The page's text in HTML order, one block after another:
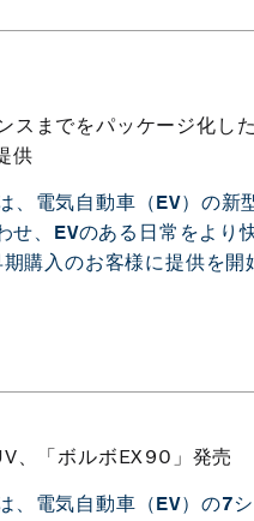
スまでをパッケージ化
供
、電気自動車（EV）の
せ、EVのある日常をより
入のお客様に提供を開
、「ボルボEX90」発売
、電気自動車（EV）の7